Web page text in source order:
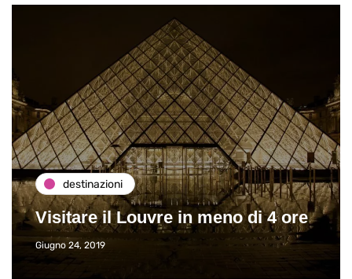
destinazioni
Visitare il Louvre in meno di 4 ore
Giugno 24, 2019